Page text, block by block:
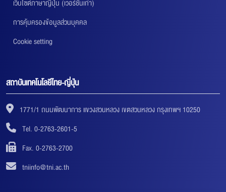
เว็บไซต์ภาษาญี่ปุ่น (เวอร์ชันเก่า)
การคุ้มครองข้อมูลส่วนบุคคล
Cookie setting
สถาบันเทคโนโลยีไทย-ญี่ปุ่น
1771/1 ถนนพัฒนาการ แขวงสวนหลวง เขตสวนหลวง กรุงเทพฯ 10250
Tel. 0-2763-2601-5
Fax. 0-2763-2700
tniinfo@tni.ac.th